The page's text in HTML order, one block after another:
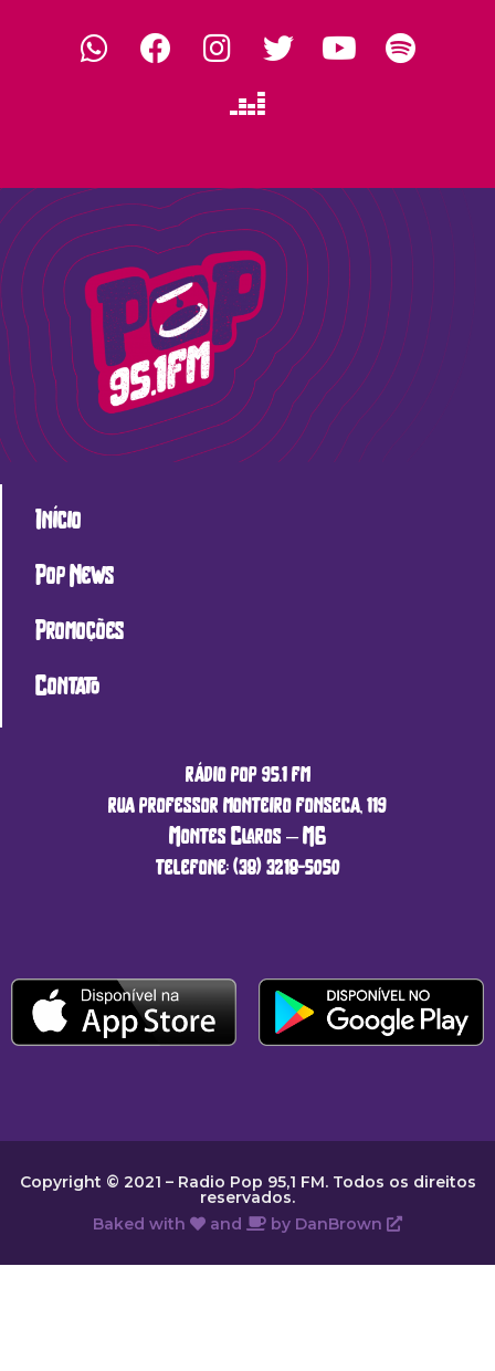
Início
Pop News
Promoções
Contato
rádio pop 95.1 fm
rua professor monteiro fonseca, 119
Montes Claros – MG
telefone: (38) 3218-5050
Copyright © 2021 – Radio Pop 95,1 FM. Todos os direitos
reservados.
Baked with
and by DanBrown